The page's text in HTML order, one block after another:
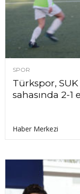
SPOR
Türkspor,
sahasında 2-1
Haber Merkezi